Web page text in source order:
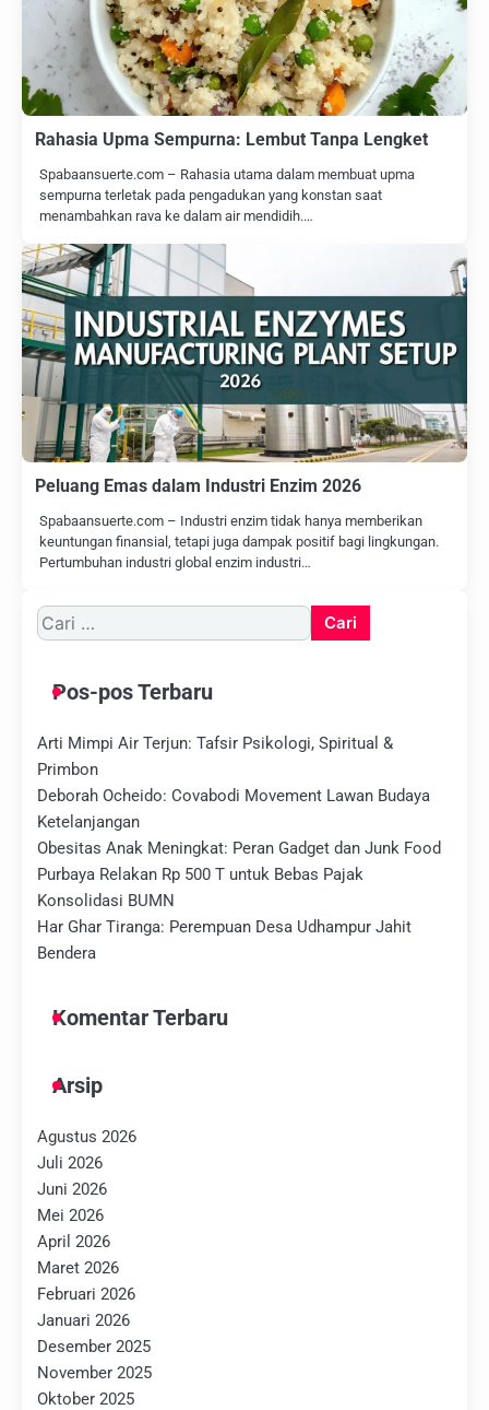
Rahasia Upma Sempurna: Lembut Tanpa Lengket
Spabaansuerte.com – Rahasia utama dalam membuat upma
sempurna terletak pada pengadukan yang konstan saat
menambahkan rava ke dalam air mendidih.…
Peluang Emas dalam Industri Enzim 2026
Spabaansuerte.com – Industri enzim tidak hanya memberikan
keuntungan finansial, tetapi juga dampak positif bagi lingkungan.
Pertumbuhan industri global enzim industri…
Cari
untuk:
Pos-pos Terbaru
Arti Mimpi Air Terjun: Tafsir Psikologi, Spiritual &
Primbon
Deborah Ocheido: Covabodi Movement Lawan Budaya
Ketelanjangan
Obesitas Anak Meningkat: Peran Gadget dan Junk Food
Purbaya Relakan Rp 500 T untuk Bebas Pajak
Konsolidasi BUMN
Har Ghar Tiranga: Perempuan Desa Udhampur Jahit
Bendera
Komentar Terbaru
Arsip
Agustus 2026
Juli 2026
Juni 2026
Mei 2026
April 2026
Maret 2026
Februari 2026
Januari 2026
Desember 2025
November 2025
Oktober 2025